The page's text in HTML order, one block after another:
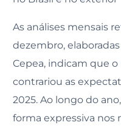
As análises mensais
dezembro,
Cepea, indicam que
contrariou as
2025. Ao longo do
forma expressiva nos